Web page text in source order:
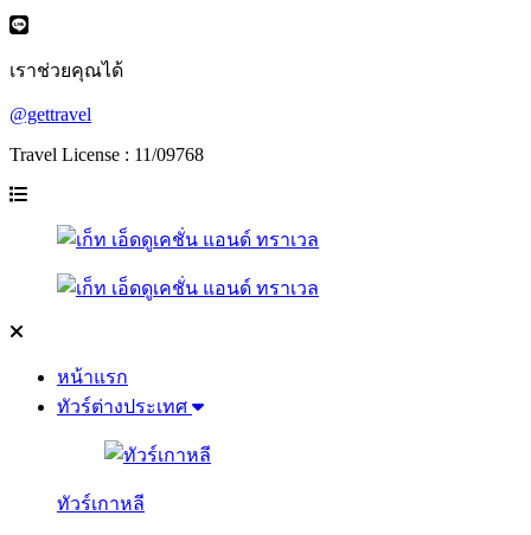
เราช่วยคุณได้
@gettravel
Travel License : 11/09768
หน้าแรก
ทัวร์ต่างประเทศ
ทัวร์เกาหลี